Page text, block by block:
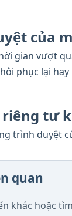
của
gian vượt
phục lại
tư
trình duyệt
quan
khác hoặc